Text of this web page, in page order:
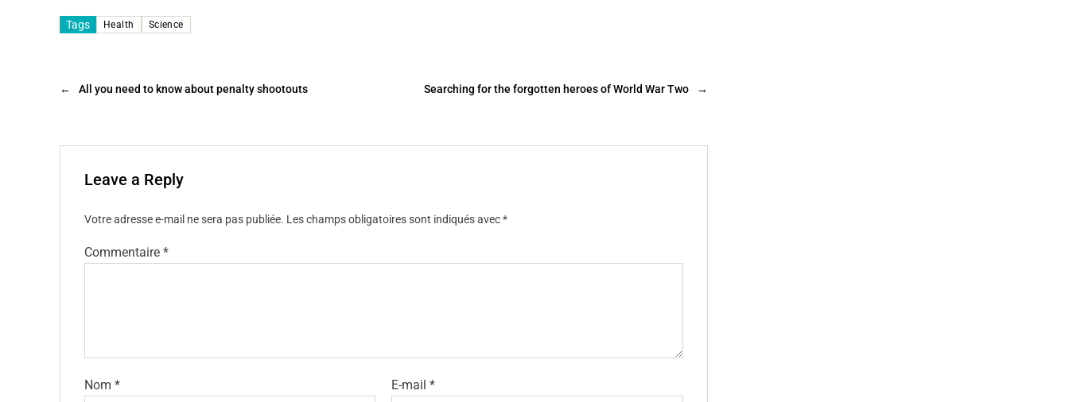
c
b
o
k
tt ai ta
er
Tags Health Science
← All you need to know about penalty shootouts →
Searching for the forgotten heroes of World War Two
Leave a Reply
Votre adresse e-mail ne sera pas publiée. Les champs obligatoires sont indiqués avec*
Commentaire *
Nom * E-mail*